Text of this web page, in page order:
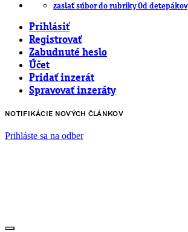
zaslať súbor do rubriky Od detepákov
Prihlásiť
Registrovať
Zabudnuté heslo
Účet
Pridať inzerát
Spravovať inzeráty
NOTIFIKÁCIE NOVÝCH ČLÁNKOV
Prihláste sa na odber